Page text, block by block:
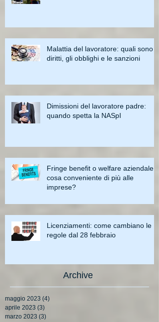
Malattia del lavoratore: quali sono i
diritti, gli obblighi e le sanzioni
Dimissioni del lavoratore padre:
quando spetta la NASpI
Fringe benefit o welfare aziendale:
cosa conveniente di più alle
imprese?
Licenziamenti: come cambiano le
regole dal 28 febbraio
Archive
maggio 2023 (4)
aprile 2023 (3)
marzo 2023 (3)